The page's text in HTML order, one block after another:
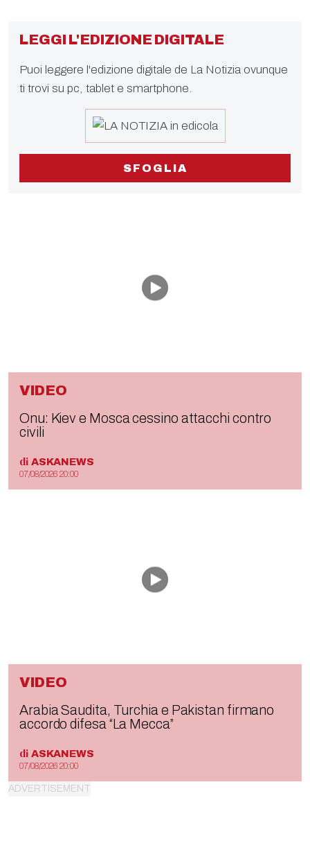
LEGGI L'EDIZIONE DIGITALE
Puoi leggere l'edizione digitale de La Notizia ovunque
ti trovi su pc, tablet e smartphone.
SFOGLIA
VIDEO
Onu: Kiev e Mosca cessino attacchi contro
civili
di ASKANEWS
07/08/2026 20:00
VIDEO
Arabia Saudita, Turchia e Pakistan firmano
accordo difesa “La Mecca”
di ASKANEWS
07/08/2026 20:00